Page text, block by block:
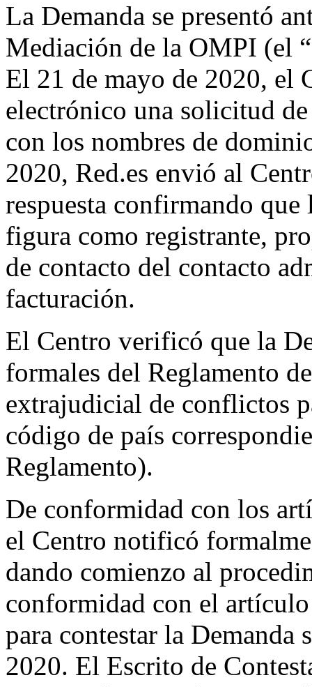
La Demanda se presentó
Mediación de la OMPI (el
El 21 de mayo de 2020, el
electrónico una solicitud
con los nombres de
2020, Red.es envió al
respuesta confirmando que
figura como registrante,
de contacto del contacto
facturación.
El Centro verificó que la
formales del Reglamento
extrajudicial de conflictos
código de país
Reglamento).
De conformidad con los
el Centro notificó
dando comienzo al
conformidad con el
para contestar la
2020. El Escrito de